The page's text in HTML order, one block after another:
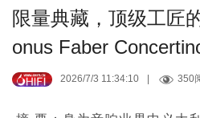
限量典藏，顶级工匠
onus Faber
2026/7/3 11:34:10 350